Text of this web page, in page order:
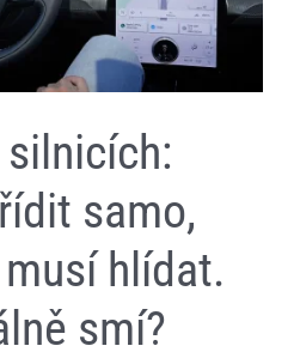
samo,
hlídat.
smí?